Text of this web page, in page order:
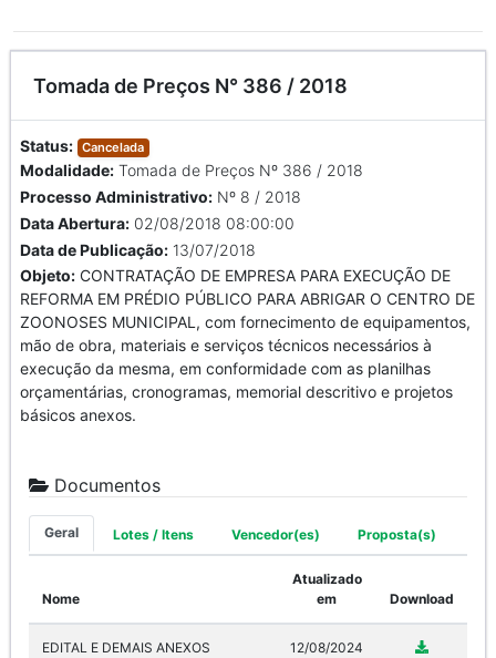
Tomada de Preços N° 386 / 2018
Status: Cancelada
Modalidade: Tomada de Preços Nº 386 / 2018
Processo Administrativo: Nº 8 / 2018
Data Abertura: 02/08/2018 08:00:00
Data de Publicação: 13/07/2018
Objeto: CONTRATAÇÃO DE EMPRESA PARA EXECUÇÃO DE
REFORMA EM PRÉDIO PÚBLICO PARA ABRIGAR O CENTRO DE
ZOONOSES MUNICIPAL, com fornecimento de equipamentos,
mão de obra, materiais e serviços técnicos necessários à
execução da mesma, em conformidade com as planilhas
orçamentárias, cronogramas, memorial descritivo e projetos
básicos anexos.
Documentos
Geral Lotes / Itens Vencedor(es) Proposta(s)
Nome
Atualizado
em
Download
EDITAL E DEMAIS ANEXOS 12/08/2024